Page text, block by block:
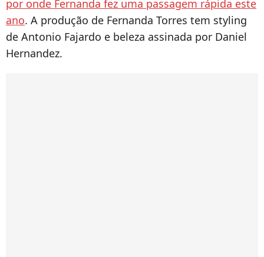
por onde Fernanda fez uma passagem rápida este
ano. A produção de Fernanda Torres tem styling
de Antonio Fajardo e beleza assinada por Daniel
Hernandez.